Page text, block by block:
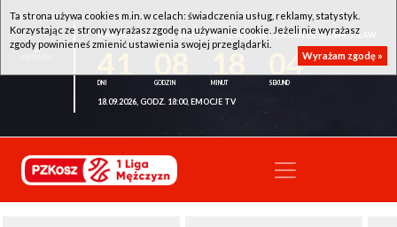
WKK ACTIVE HOTEL WROCŁAW - KSK QEMETICA NOTEĆ INOWROCŁAW
04
18.09.2026, GODZ. 18:00, EMOCJE TV
Ta strona używa cookies m.in. w celach: świadczenia usług, reklamy, statystyk.
Korzystając ze strony wyrażasz zgodę na używanie cookie. Jeżeli nie wyrażasz
zgody powinieneś zmienić ustawienia swojej przeglądarki.
Wyrażam zgodę »